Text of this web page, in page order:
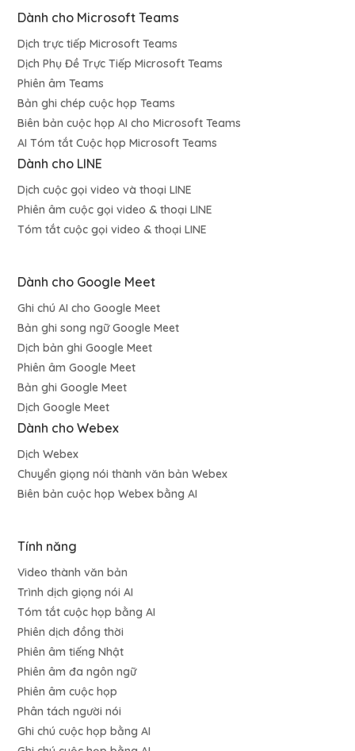
Dành cho Microsoft Teams
Dịch trực tiếp Microsoft Teams
Dịch Phụ Đề Trực Tiếp Microsoft Teams
Phiên âm Teams
Bản ghi chép cuộc họp Teams
Biên bản cuộc họp AI cho Microsoft Teams
AI Tóm tắt Cuộc họp Microsoft Teams
Dành cho LINE
Dịch cuộc gọi video và thoại LINE
Phiên âm cuộc gọi video & thoại LINE
Tóm tắt cuộc gọi video & thoại LINE
Dành cho Google Meet
Ghi chú AI cho Google Meet
Bản ghi song ngữ Google Meet
Dịch bản ghi Google Meet
Phiên âm Google Meet
Bản ghi Google Meet
Dịch Google Meet
Dành cho Webex
Dịch Webex
Chuyển giọng nói thành văn bản Webex
Biên bản cuộc họp Webex bằng AI
Tính năng
Video thành văn bản
Trình dịch giọng nói AI
Tóm tắt cuộc họp bằng AI
Phiên dịch đồng thời
Phiên âm tiếng Nhật
Phiên âm đa ngôn ngữ
Phiên âm cuộc họp
Phân tách người nói
Ghi chú cuộc họp bằng AI